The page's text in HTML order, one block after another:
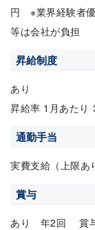
円 ※業界経験者
等は会社が負担
昇給制度
あり
昇給率 1月あたり
通勤手当
実費支給（上限
賞与
あり 年2回 賞与